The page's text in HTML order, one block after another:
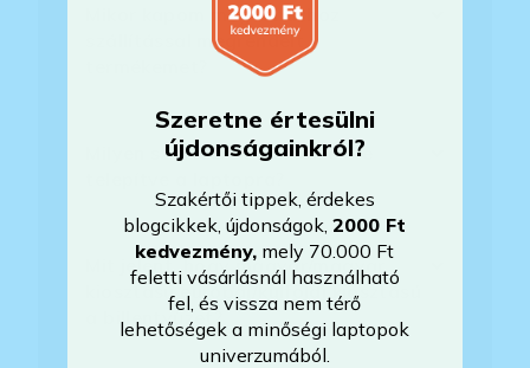
Mikor kapom meg a házhoz
szállítással megrendelt
Milyen szoftverek vannak előre
Mit jelent, hogy magyar/magyar
kiosztású európai/külföldi kiosztású
a billentyűzet?
Szeretne értesülni
újdonságainkról?
Szakértői tippek, érdekes
blogcikkek, újdonságok,2000 Ft
kedvezmény, mely 70.000 Ft
feletti vásárlásnál használható
fel, és vissza nem térő
lehetőségek a minőségi laptopok
univerzumából.